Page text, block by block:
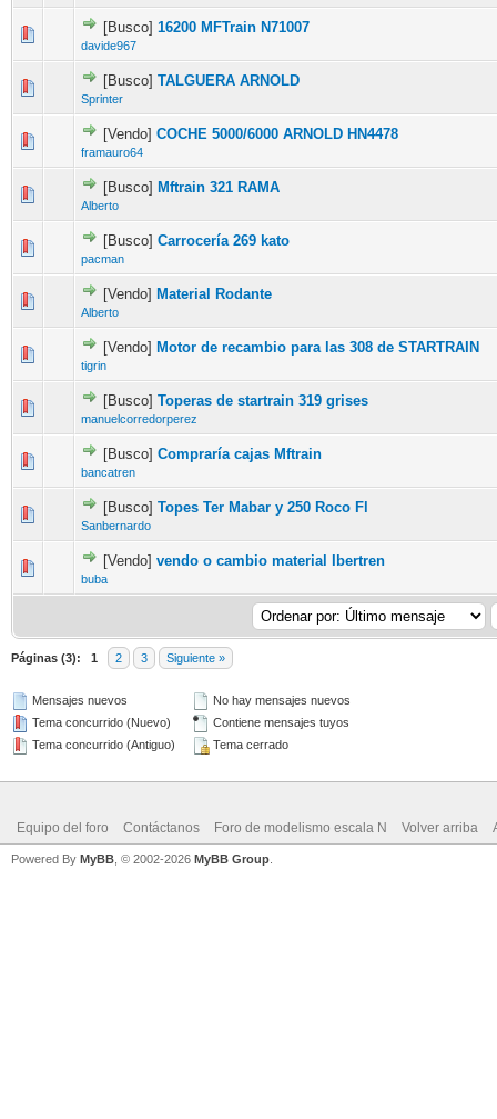
[Busco] 16200 MFTrain N71007
davide967
[Busco] TALGUERA ARNOLD
Sprinter
[Vendo] COCHE 5000/6000 ARNOLD HN4478
framauro64
[Busco] Mftrain 321 RAMA
Alberto
[Busco] Carrocería 269 kato
pacman
[Vendo] Material Rodante
Alberto
[Vendo] Motor de recambio para las 308 de STARTRAIN
tigrin
[Busco] Toperas de startrain 319 grises
manuelcorredorperez
[Busco] Compraría cajas Mftrain
bancatren
[Busco] Topes Ter Mabar y 250 Roco Fl
Sanbernardo
[Vendo] vendo o cambio material Ibertren
buba
Páginas (3): 1 2 3 Siguiente »
Mensajes nuevos
Tema concurrido (Nuevo)
Tema concurrido (Antiguo)
No hay mensajes nuevos
Contiene mensajes tuyos
Tema cerrado
Equipo del foro Contáctanos Foro de modelismo escala N Volver arriba
Powered By MyBB , © 2002-2026 MyBB Group